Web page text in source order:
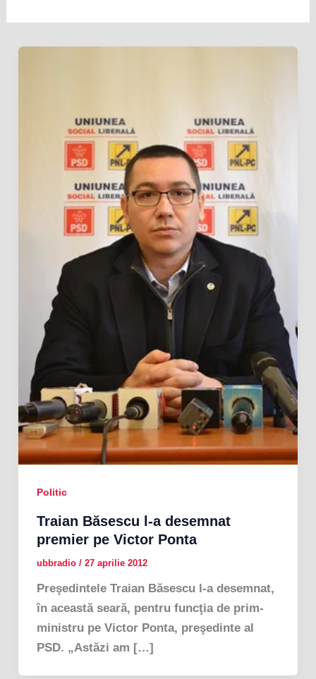
Politic
Traian Băsescu l-a desemnat
premier pe Victor Ponta
ubbradio / 27 aprilie 2012
Preşedintele Traian Băsescu l-a desemnat,
în această seară, pentru funcţia de prim-
ministru pe Victor Ponta, preşedinte al
PSD. „Astăzi am […]